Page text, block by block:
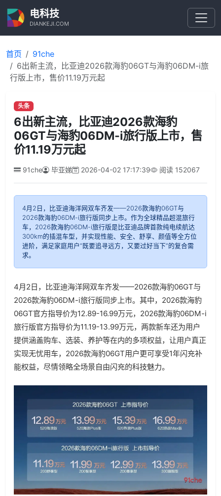
电科技
DIANKEJI.COM
首页
91che
6出新主流，比亚迪2026款海豹06GT与海豹06DM-i旅
行版上市，售价11.19万元起
头条
6出新主流，比亚迪2026款海豹
06GT与海豹06DM-i旅行版上市，售
价11.19万元起
91che 毕亚娣 2026-04-02 17:17:39 阅读 152067
4月2日，比亚迪海洋网双车齐发——2026款海豹06GT与
2026款海豹06DM-i旅行版同步上市。作为全球精品超混旅行
车，2026款海豹06DM-i旅行版是比亚迪品牌首款纯电续航达
300km的插混车型，并实现性能、安全、舒享、颜值等全方位
进阶，满足家庭用户“既要追寻远方，又要过好当下”的复合需
求。
4月2日，比亚迪海洋网双车齐发——2026款海豹06GT与
2026款海豹06DM-i旅行版同步上市。其中，2026款海豹
06GT官方指导价为12.89-16.99万元，2026款海豹06DM-i
旅行版官方指导价为11.19-13.99万元，两款新车还为用户
提供涵盖购车、选装、养护等在内的多项权益，让用户真正
实现无忧用车，2026款海豹06GT用户更可享受1年闪充补
能权益，尽情领略全场景自由闪充的科技魅力。